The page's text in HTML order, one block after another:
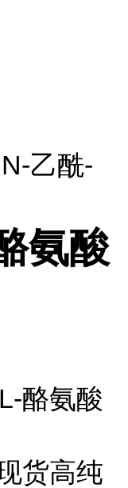
乙酰-
氨酸
酪氨酸
货高纯